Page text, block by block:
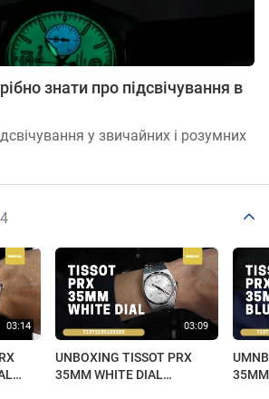
знати про підсвічування в
у звичайних і розумних
4
UNBOXING TISSOT PRX
35MM WHITE DIAL